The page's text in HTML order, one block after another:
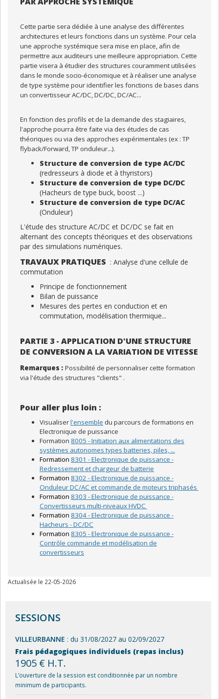
Cette partie sera dédiée à une analyse des différentes
architectures et leurs fonctions dans un système. Pour cela
une approche systémique sera mise en place, afin de
permettre aux auditeurs une meilleure appropriation. Cette
partie visera à étudier des structures couramment utilisées
dans le monde socio-économique et à réaliser une analyse
de type système pour identifier les fonctions de bases dans
un convertisseur AC/DC, DC/DC, DC/AC...
En fonction des profils et de la demande des stagiaires,
l'approche pourra être faite via des études de cas
théoriques ou via des approches expérimentales (ex : TP
flyback/Forward, TP onduleur...).
Structure de conversion de type AC/DC
(redresseurs à diode et à thyristors)
Structure de conversion de type DC/DC
(Hacheurs de type buck, boost ...)
Structure de conversion de type DC/AC
(Onduleur)
L'étude des structure AC/DC et DC/DC se fait en
alternant des concepts théoriques et des observations
par des simulations numériques.
TRAVAUX PRATIQUES : Analyse d'une cellule de
commutation
Principe de fonctionnement
Bilan de puissance
Mesures des pertes en conduction et en
commutation, modélisation thermique...
PARTIE 3 - APPLICATION D'UNE STRUCTURE
DE CONVERSION A LA VARIATION DE VITESSE
Remarques : Possibilité de personnaliser cette formation
via l'étude des structures "clients" .
Pour aller plus loin :
Visualiserl'ensemble du parcours de formations en
Electronique de puissance
Formation 8005 - Initiation aux alimentations des
systèmes autonomes types batteries, piles, ...
Formation 8301 - Electronique de puissance -
Redressement et chargeur de batterie
Formation 8302 - Electronique de puissance -
Onduleur DC/AC et commande de moteurs triphasés
Formation 8303 - Electronique de puissance -
Convertisseurs multi-niveaux HVDC
Formation 8304 - Electronique de puissance -
Hacheurs - DC/DC
Formation 8305 - Electronique de puissance -
Contrôle commande et modélisation de
convertisseurs
Actualisée le 22-05-2026
SESSIONS
VILLEURBANNE : du 31/08/2027 au 02/09/2027
Frais pédagogiques individuels (repas inclus)
1905 € H.T.
L’ouverture de la session est conditionnée par un nombre
minimum de participants.